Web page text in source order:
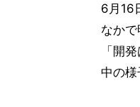
6月16
なか
「開
中の